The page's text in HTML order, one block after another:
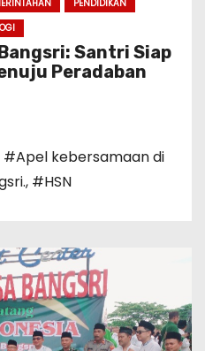
PENDIDIKAN
Santri Siap
Peradaban
#Apel kebersamaan di
, #HSN